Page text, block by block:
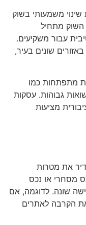
שינוי משמעותי בשוק
השוק מתחיל
עבור משקיעים.
שונים בעיר,
מתפתחות כמו
גבוהות. עסקות
מציעות
את מטרות
מסחרי או נכס
שונה. לדוגמה, אם
הקרבה לאתרים